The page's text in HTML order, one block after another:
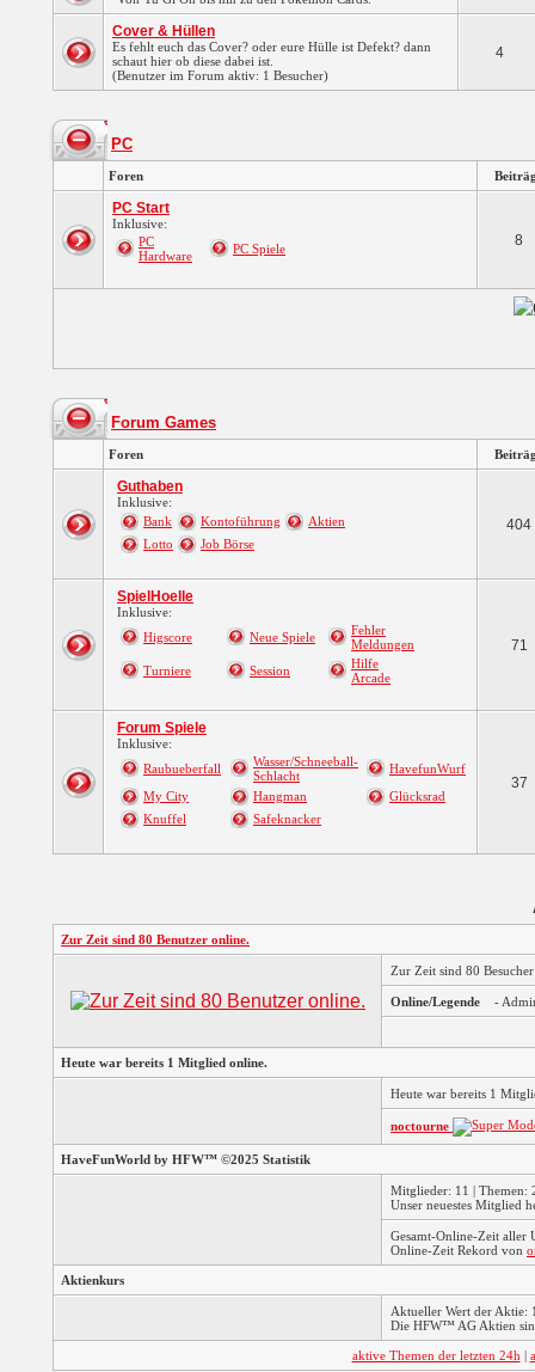
Cover & Hüllen
Es fehlt euch das Cover? oder eure Hülle ist Defekt? dann
schaut hier ob diese dabei ist.
(Benutzer im Forum aktiv: 1 Besucher)
4
PC
Foren
PC Start
Inklusive:
PC
Hardware
PC Spiele 8
Forum Games
Foren
Guthaben
Inklusive:
Bank
Kontoführung
Aktien
Lotto
Job Börse
404
SpielHoelle
Inklusive:
Higscore
Neue Spiele
Fehler
Meldungen
Turniere
Session
Hilfe
Arcade
71
Forum Spiele
Inklusive:
Raubueberfall
Wasser/Schneeball-
Schlacht
HavefunWurf
My City
Hangman
Glücksrad
Knuffel
Safeknacker
37
Zur Zeit sind 80 Benutzer online.
Zur Zeit sind 80
Online/Legende -
Heute war bereits 1 Mitglied online.
Heute war bereits 1
noctourne
HaveFunWorld by HFW™ ©2025 Statistik
Mitglieder: 11 | Themen:
Unser neuestes Mitglied
Gesamt-Online-Zeit aller
Online-Zeit Rekord von
Aktienkurs
Aktueller Wert der Aktie:
Die HFW™ AG Aktien
aktive Themen der letzten 24h |